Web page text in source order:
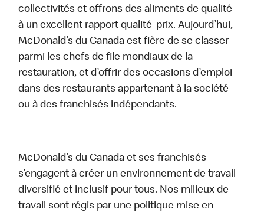
collectivités et offrons des aliments de qualité
à un excellent rapport qualité-prix. Aujourd’hui,
McDonald’s du Canada est fière de se classer
parmi les chefs de file mondiaux de la
restauration, et d’offrir des occasions d’emploi
dans des restaurants appartenant à la société
ou à des franchisés indépendants.
McDonald’s du Canada et ses franchisés
s’engagent à créer un environnement de travail
diversifié et inclusif pour tous. Nos milieux de
travail sont régis par une politique mise en